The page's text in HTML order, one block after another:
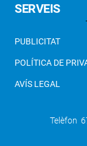
SERVEIS
PUBLICITAT
POLÍTICA DE
AVÍS LEGAL
Telèfon